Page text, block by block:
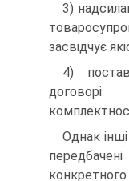
3)
засвідчує
4)
договорі
Однак